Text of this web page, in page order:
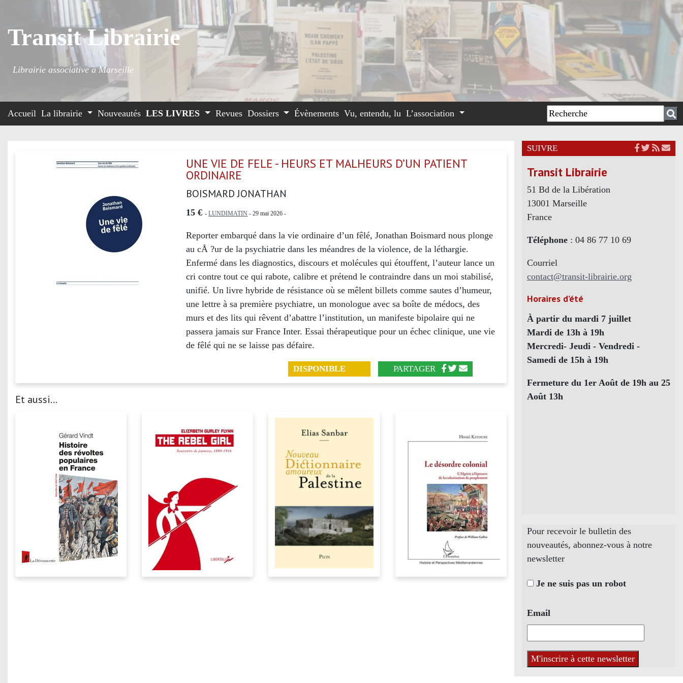
Transit Librairie
Librairie associative à Marseille
Accueil La librairie Nouveautés LES LIVRES Revues Dossiers Évènements Vu, entendu, lu L’association
UNE VIE DE FELE - HEURS ET MALHEURS D’UN PATIENT
ORDINAIRE
BOISMARD JONATHAN
15 € -LUNDIMATIN - 29 mai 2026 -
Reporter embarqué dans la vie ordinaire d’un fêlé, Jonathan Boismard nous plonge
au cÅ ?ur de la psychiatrie dans les méandres de la violence, de la léthargie.
Enfermé dans les diagnostics, discours et molécules qui étouffent, l’auteur lance un
cri contre tout ce qui rabote, calibre et prétend le contraindre dans un moi stabilisé,
unifié. Un livre hybride de résistance où se mêlent billets comme sautes d’humeur,
une lettre à sa première psychiatre, un monologue avec sa boîte de médocs, des
murs et des lits qui rêvent d’abattre l’institution, un manifeste bipolaire qui ne
passera jamais sur France Inter. Essai thérapeutique pour un échec clinique, une vie
de fêlé qui ne se laisse pas défaire.
DISPONIBLE PARTAGER
Et aussi...
SUIVRE
Transit Librairie
51 Bd de la Libération
13001 Marseille
France
Téléphone: 04 86 77 10 69
Courriel
contact@transit-librairie.org
Horaires d’été
À partir du mardi 7 juillet
Mardi de 13h à 19h
Mercredi- Jeudi - Vendredi -
Samedi de 15h à 19h
Fermeture du 1er Août de 19h au 25
Août 13h
Pour recevoir le bulletin des
nouveautés, abonnez-vous à notre
newsletter
Je ne suis pas un robot
Email